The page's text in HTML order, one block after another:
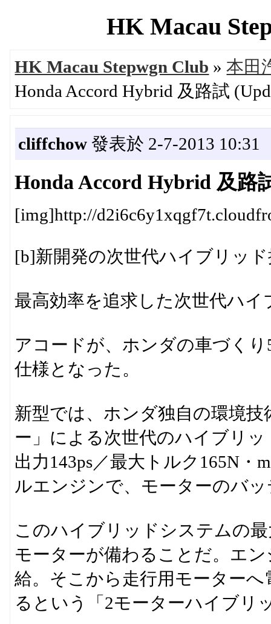
HK Macau
HK Macau Stepwgn Club »本田
Honda Accord Hybrid 及路試
cliffchow 發表於 2-7-2013 10:31
Honda Accord Hybrid 及路
[img]http://
[b]新開発の次世代ハイブリッ
最高効率を追求した次世代ハ
アコードが、ホンダの車づく
仕様となった。
新型では、ホンダ独自の環境
ー」による次世代のハイブリ
出力143ps／最大トルク165N
ルエンジンで、モーターのバ
このハイブリッドシステムの
モーターが備わることだ。エ
給。そこから走行用モーター
るという「2モーターハイブリ